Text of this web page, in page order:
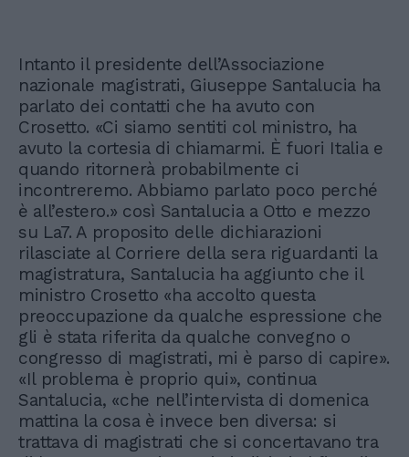
Intanto il presidente dell’Associazione
nazionale magistrati, Giuseppe Santalucia ha
parlato dei contatti che ha avuto con
Crosetto. «Ci siamo sentiti col ministro, ha
avuto la cortesia di chiamarmi. È fuori Italia e
quando ritornerà probabilmente ci
incontreremo. Abbiamo parlato poco perché
è all’estero.» così Santalucia a Otto e mezzo
su La7. A proposito delle dichiarazioni
rilasciate al Corriere della sera riguardanti la
magistratura, Santalucia ha aggiunto che il
ministro Crosetto «ha accolto questa
preoccupazione da qualche espressione che
gli è stata riferita da qualche convegno o
congresso di magistrati, mi è parso di capire».
«Il problema è proprio qui», continua
Santalucia, «che nell’intervista di domenica
mattina la cosa è invece ben diversa: si
trattava di magistrati che si concertavano tra